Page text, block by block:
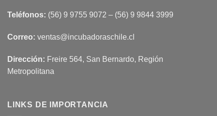
Teléfonos: (56) 9 9755 9072 – (56) 9 9844 3999
Correo: ventas@incubadoraschile.cl
Dirección: Freire 564, San Bernardo, Región
Metropolitana
LINKS DE IMPORTANCIA